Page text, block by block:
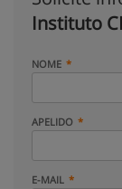
Instituto
NOME
APELIDO
E-MAIL